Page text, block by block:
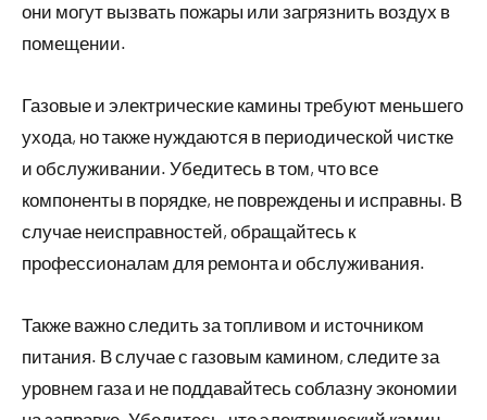
они могут вызвать пожары или загрязнить воздух в
помещении.
Газовые и электрические камины требуют меньшего
ухода, но также нуждаются в периодической чистке
и обслуживании. Убедитесь в том, что все
компоненты в порядке, не повреждены и исправны. В
случае неисправностей, обращайтесь к
профессионалам для ремонта и обслуживания.
Также важно следить за топливом и источником
питания. В случае с газовым камином, следите за
уровнем газа и не поддавайтесь соблазну экономии